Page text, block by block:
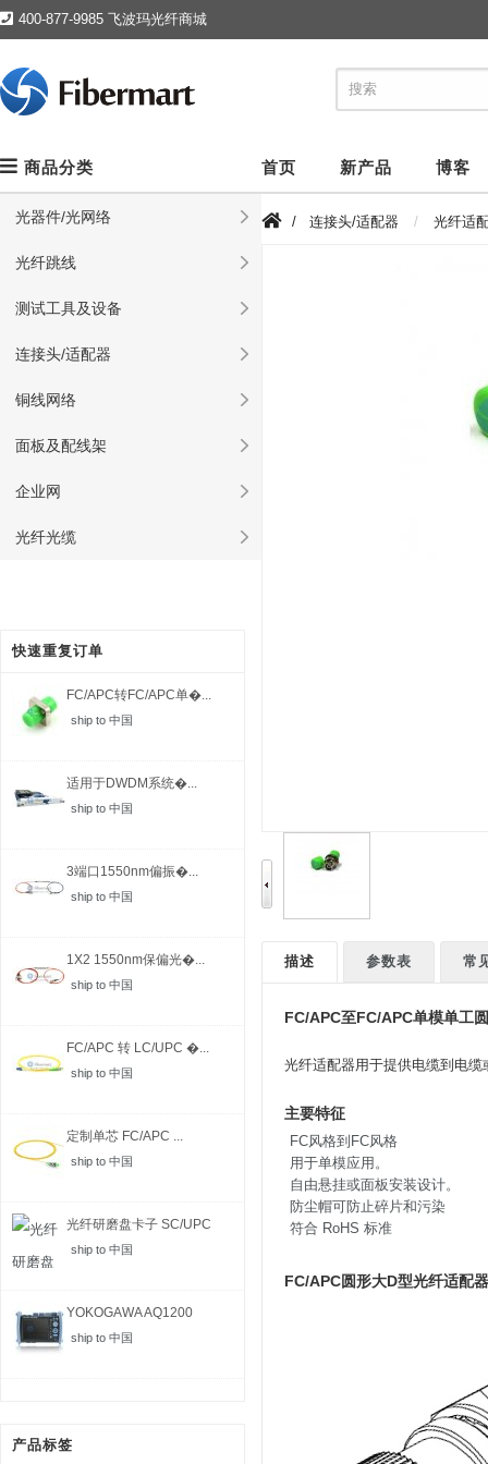
400-877-9985 飞波玛光纤商城
商品分类
光器件/光网络
光纤跳线
测试工具及设备
连接头/适配器
铜线网络
面板及配线架
企业网
光纤光缆
首页 新产品 博客
快速重复订单
FC/APC转FC/APC单�...
ship to 中国
适用于DWDM系统�...
ship to 中国
3端口1550nm偏振�...
ship to 中国
1X2 1550nm保偏光�...
ship to 中国
FC/APC 转 LC/UPC �...
ship to 中国
定制单芯 FC/APC ...
ship to 中国
光纤研磨盘卡子 SC/UPC
ship to 中国
YOKOGAWA AQ1200
MFT-...
ship to 中国
产品标签
/ 连接头/适配器 光纤适
描述 参数表 常
FC/APC至FC/APC单模单工
光纤适配器用于提供电缆到电
主要特征
FC风格到FC风格
用于单模应用。
自由悬挂或面板安装设计。
防尘帽可防止碎片和污染
符合 RoHS 标准
FC/APC圆形大D型光纤适配